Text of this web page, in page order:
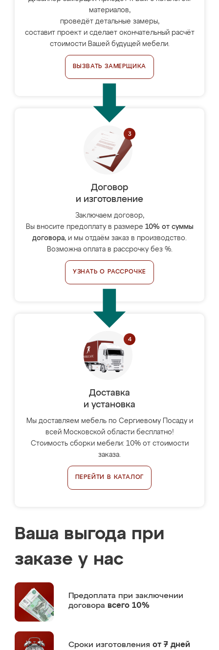
материалов,
проведёт детальные замеры,
составит проект и сделает окончательный расчёт
стоимости Вашей будущей мебели.
ВЫЗВАТЬ ЗАМЕРЩИКА
Договор
и изготовление
Заключаем договор,
Вы вносите предоплату в размере 10% от суммы
договора, и мы отдаём заказ в производство.
Возможна оплата в рассрочку без %.
УЗНАТЬ О РАССРОЧКЕ
Доставка
и установка
Мы доставляем мебель по Сергиевому Посаду и
всей Московской области бесплатно!
Стоимость сборки мебели: 10% от стоимости
заказа.
ПЕРЕЙТИ В КАТАЛОГ
Ваша выгода при
заказе у нас
Предоплата при заключении
договора всего 10%
Сроки изготовления от 7 дней